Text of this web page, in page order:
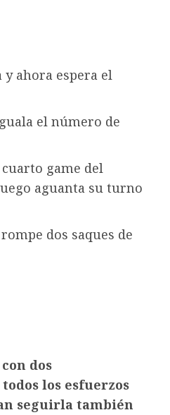
y ahora espera el
el número de
game del
aguanta su turno
dos saques de
dos
los esfuerzos
seguirla también